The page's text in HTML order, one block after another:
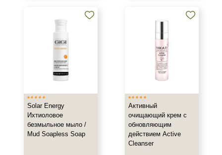
Время применения
Вечер
День
Ежедневный
Показать еще
Solar Energy
Ихтиоловое
безмыльное мыло /
Mud Soapless Soap
Активный
очищающий крем с
обновляющим
действием Active
Cleanser